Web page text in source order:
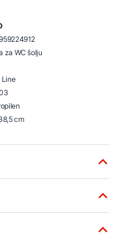
za WC šolju
Line
cm